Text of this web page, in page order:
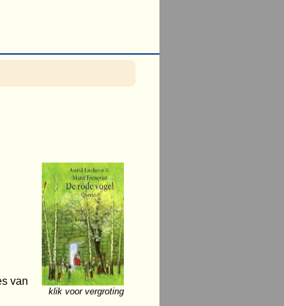
klik voor vergroting
van